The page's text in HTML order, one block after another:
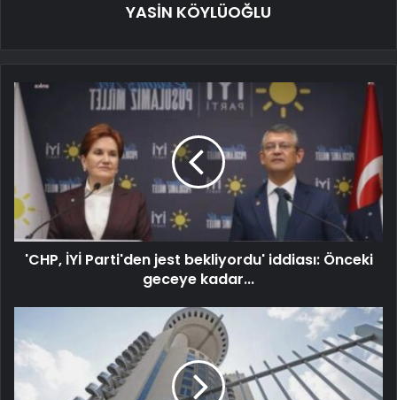
YASİN KÖYLÜOĞLU
'CHP, İYİ Parti'den jest bekliyordu' iddiası: Önceki
geceye kadar...